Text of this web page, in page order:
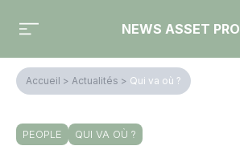
NEWS ASSET PRO
Accueil > Actualités > Qui va où ?
PEOPLE QUI VA OÙ ?